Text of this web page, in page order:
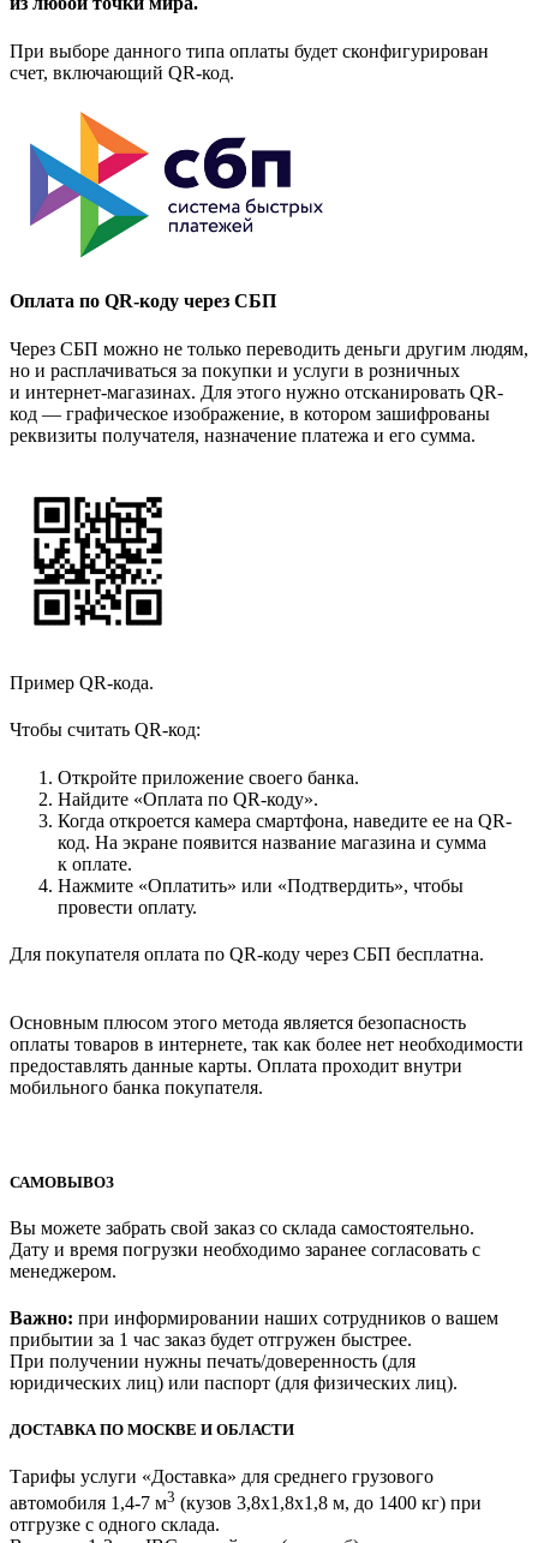
При выборе данного типа оплаты будет сконфигурирован
счет, включающий QR-код.
Оплата по QR-коду через СБП
Через СБП можно не только переводить деньги другим людям,
но и расплачиваться за покупки и услуги в розничных
и интернет-магазинах. Для этого нужно отсканировать QR-
код — графическое изображение, в котором зашифрованы
реквизиты получателя, назначение платежа и его сумма.
Пример QR-кода.
Чтобы считать QR-код:
Откройте приложение своего банка.
Найдите «Оплата по QR-коду».
Когда откроется камера смартфона, наведите ее на QR-
код. На экране появится название магазина и сумма
к оплате.
Нажмите «Оплатить» или «Подтвердить», чтобы
провести оплату.
Для покупателя оплата по QR-коду через СБП бесплатна.
Основным плюсом этого метода является безопасность
оплаты товаров в интернете, так как более нет необходимости
предоставлять данные карты. Оплата проходит внутри
мобильного банка покупателя.
САМОВЫВОЗ
Вы можете забрать свой заказ со склада самостоятельно.
Дату и время погрузки необходимо заранее согласовать с
менеджером.
Важно: при информировании наших сотрудников о вашем
прибытии за 1 час заказ будет отгружен быстрее.
При получении нужны печать/доверенность (для
юридических лиц) или паспорт (для физических лиц).
ДОСТАВКА ПО МОСКВЕ И ОБЛАСТИ
Тарифы услуги «Доставка» для среднего грузового
автомобиля 1,4-7 м3 (кузов 3,8x1,8x1,8 м, до 1400 кг) при
отгрузке с одного склада.